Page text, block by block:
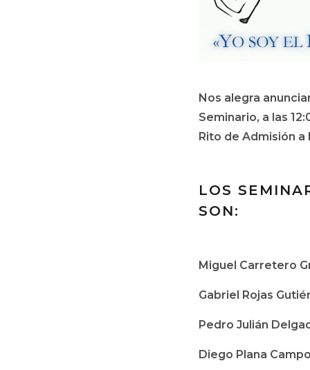
Nos alegra
Seminario, a las
Rito de Admisión a
LOS
SON:
Miguel Carretero
Gabriel Rojas
Pedro Julián
Diego Plana